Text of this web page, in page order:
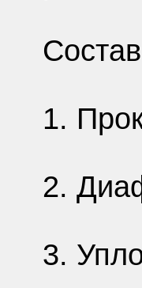
1.
2.
3.